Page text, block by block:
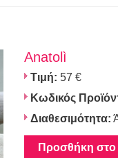
Anatolì
Τιμή: 57 €
Κωδικός
Διαθεσιμότητα:
Προσθήκη στο